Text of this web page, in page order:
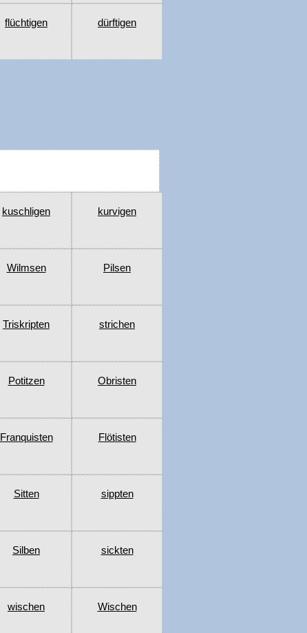
flüchtigen dürftigen
kuschligen kurvigen
Wilmsen Pilsen
Triskripten strichen
Potitzen Obristen
Franquisten Flötisten
Sitten sippten
Silben sickten
wischen Wischen